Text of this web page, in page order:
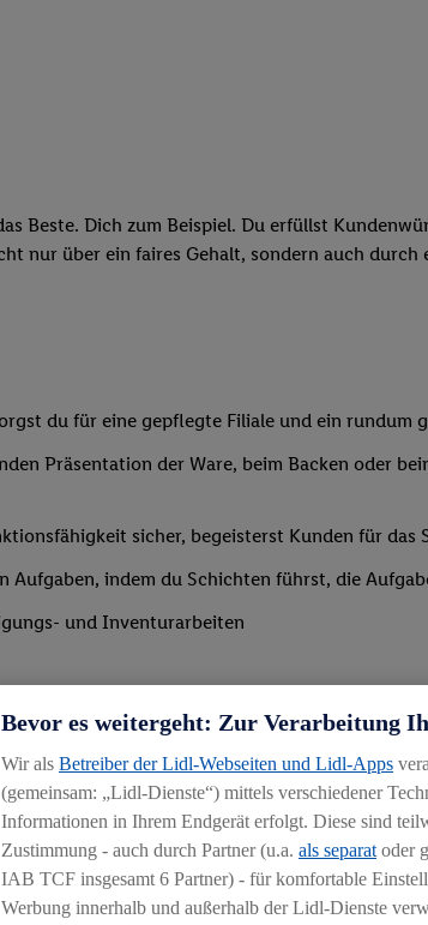
Beste. Dich zum Beispiel. Du erfüllst
nur über ein faires Gehalt, sondern auch
du für eine gepflegte Filiale und ein rundum
Präsentation der Ware, beim Backen oder
sicher, begeisterst Kunden für
Aufgaben, indem du Schichten führst, die
und Inventurarbeiten
vergleichbaren Branche mit idealerweise
und Spaß daran, andere zu
Anpassungsfähigkeit an wechselnde Aufgaben
Bevor es weitergeht: Zur Verarbeitung
Wir als Betreiber der Lidl-Webseiten und Lidl-Apps
(gemeinsam: „Lidl-Dienste“) mittels verschiedener
Informationen in Ihrem Endgerät erfolgt. Diese sind
Zustimmung - auch durch Partner (u.a. als separat oder
IAB TCF insgesamt 6 Partner) - für komfortable
Werbung innerhalb und außerhalb der Lidl-Dienste